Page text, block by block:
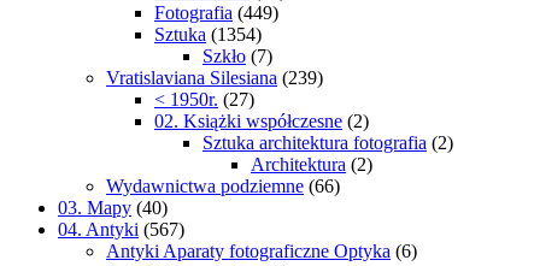
Fotografia (449)
Sztuka (1354)
Szkło (7)
Vratislaviana Silesiana (239)
< 1950r. (27)
02. Książki współczesne (2)
Sztuka architektura fotografia (2)
Architektura (2)
Wydawnictwa podziemne (66)
03. Mapy (40)
04. Antyki (567)
Antyki Aparaty fotograficzne Optyka (6)